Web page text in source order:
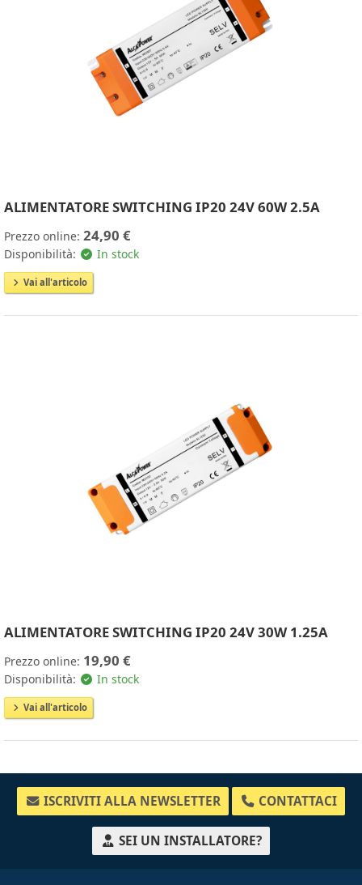
ALIMENTATORE SWITCHING IP20 24V 60W 2.5A
Prezzo online: 24,90 €
Disponibilità: In stock
Vai all'articolo
ALIMENTATORE SWITCHING IP20 24V 30W 1.25A
Prezzo online: 19,90 €
Disponibilità: In stock
Vai all'articolo
ISCRIVITI ALLA NEWSLETTER CONTATTACI
SEI UN INSTALLATORE?